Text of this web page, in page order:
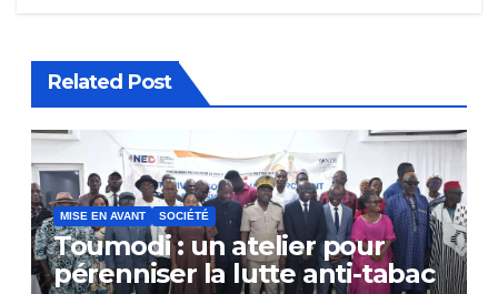
Related Post
MISE EN AVANT SOCIÉTÉ
Toumodi : un atelier pour
pérenniser la lutte anti-tabac